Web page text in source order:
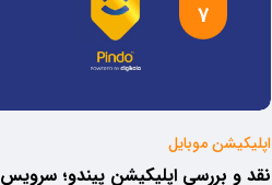
7
اپلیکیشن موبایل
نقد و بررسی اپلیکیشن پیندو؛ سرویس